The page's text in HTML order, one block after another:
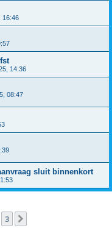
16:46
14:36
08:47
sluit binnenkort
3